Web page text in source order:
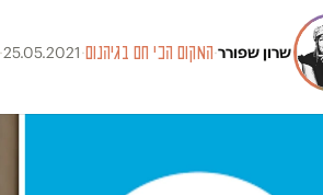
שרון שפורר·המקום הכי חם בגיהנום·
25.05.2021